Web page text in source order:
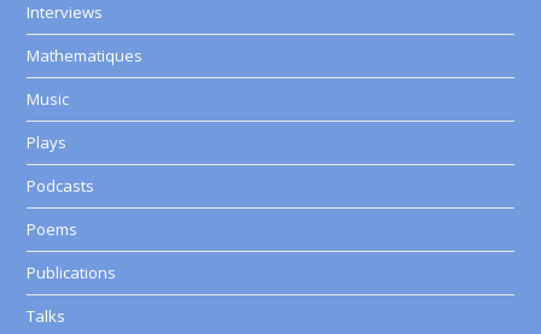
Interviews
Mathematiques
Music
Plays
Podcasts
Poems
Publications
Talks